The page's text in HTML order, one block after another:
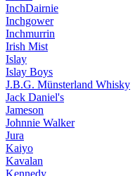
InchDairnie
Inchgower
Inchmurrin
Irish Mist
Islay
Islay Boys
J.B.G. Münsterland Whisky
Jack Daniel's
Jameson
Johnnie Walker
Jura
Kaiyo
Kavalan